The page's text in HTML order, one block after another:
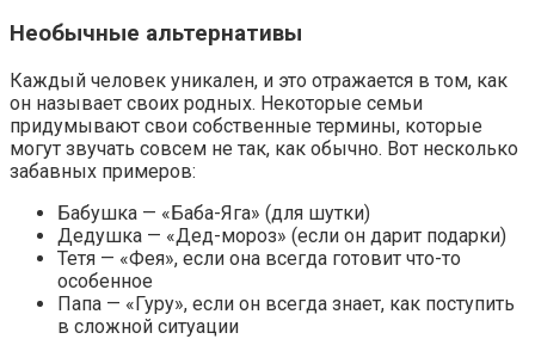
Необычные альтернативы
Каждый человек уникален, и это отражается в том, как
он называет своих родных. Некоторые семьи
придумывают свои собственные термины, которые
могут звучать совсем не так, как обычно. Вот несколько
забавных примеров:
Бабушка — «Баба-Яга» (для шутки)
Дедушка — «Дед-мороз» (если он дарит подарки)
Тетя — «Фея», если она всегда готовит что-то
особенное
Папа — «Гуру», если он всегда знает, как поступить
в сложной ситуации